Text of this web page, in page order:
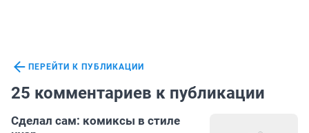
ПЕРЕЙТИ К ПУБЛИКАЦИИ
25 комментариев к публикации
Сделал сам: комиксы в стиле